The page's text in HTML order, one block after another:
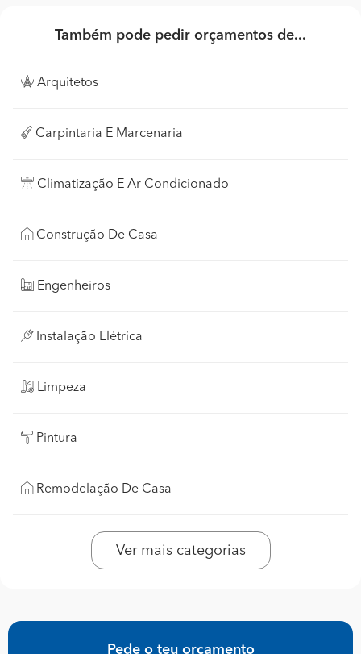
Também pode pedir orçamentos de...
Arquitetos
Carpintaria E Marcenaria
Climatização E Ar Condicionado
Construção De Casa
Engenheiros
Instalação Elétrica
Limpeza
Pintura
Remodelação De Casa
Ver mais categorias
Pede o teu orçamento